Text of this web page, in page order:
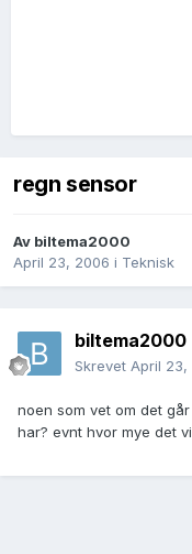
regn sensor
Av biltema2000
April 23, 2006 i Teknisk
biltema2000
Skrevet April 23,
noen som vet om det
har? evnt hvor mye det